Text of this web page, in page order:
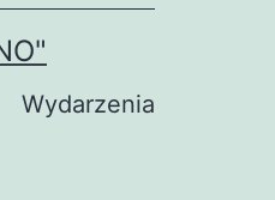
Wydarzenia